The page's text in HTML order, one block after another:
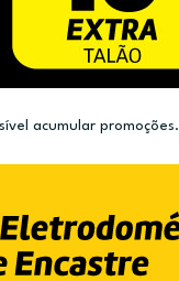
acumular promoções.